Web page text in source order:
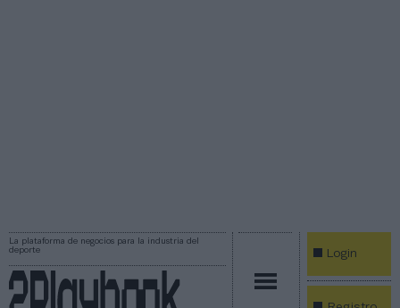
La plataforma de negocios para la industria del
deporte
Login